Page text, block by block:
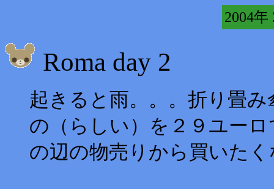
2004年
Roma day 2
起きると雨。。。折り畳
の（らしい）を２９ユー
の辺の物売りから買いた